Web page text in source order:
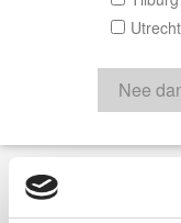
Utrecht
Nee